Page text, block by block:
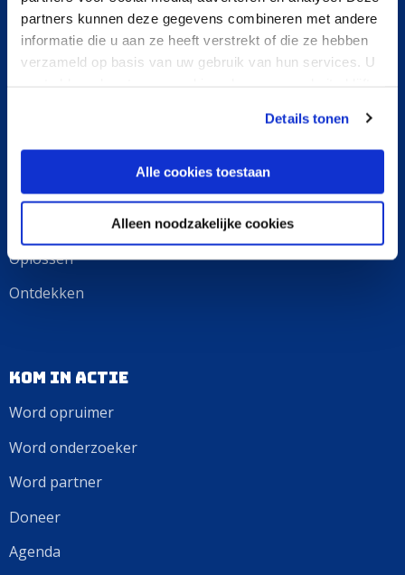
partners kunnen deze gegevens combineren met andere
informatie die u aan ze heeft verstrekt of die ze hebben
verzameld op basis van uw gebruik van hun services. U
Details tonen
Alle cookies toestaan
Alleen noodzakelijke cookies
Natuureducatie, dat in 2017 werd geïnitieerd in
samenwerking met Plastic Soup Foundation en Stichting
De Noordzee. Samen met consumenten, bedrijven en
Onze aanpak
Opruimen
Oplossen
Ontdekken
Kom in actie
Word opruimer
Word onderzoeker
Word partner
Doneer
Agenda